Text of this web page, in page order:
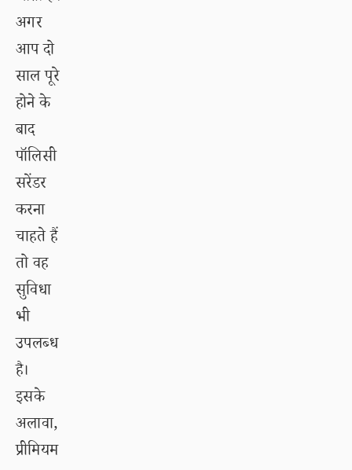
अगर
आप दो
साल पूरे
होने के
बाद
पॉलिसी
सरेंडर
करना
चाहते हैं
तो वह
सुविधा
भी
उपलब्ध
है।
इसके
अलावा,
प्रीमियम